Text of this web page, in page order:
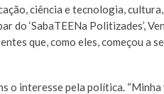
ciência e tecnologia,
‘SabaTEENa Politizades’,
que, como eles, começou a
o interesse pela política. “Minha